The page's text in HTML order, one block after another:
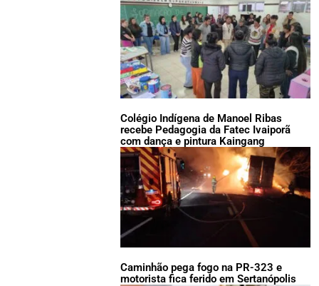
Colégio Indígena de Manoel Ribas
recebe Pedagogia da Fatec Ivaiporã
com dança e pintura Kaingang
Caminhão pega fogo na PR-323 e
motorista fica ferido em Sertanópolis